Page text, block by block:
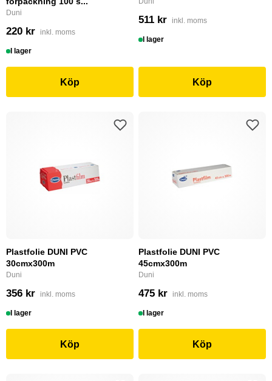
Duni
220 kr inkl. moms
I lager
Köp
511 kr inkl. moms
I lager
Köp
Plastfolie DUNI PVC
30cmx300m
Duni
356 kr inkl. moms
I lager
Köp
Plastfolie DUNI PVC
45cmx300m
Duni
475 kr inkl. moms
I lager
Köp